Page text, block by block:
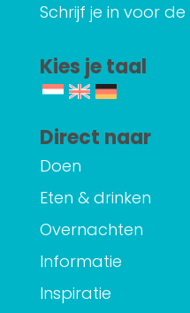
Schrijf je in voor de
Kies je taal
Direct naar
Doen
Eten & drinken
Overnachten
Informatie
Inspiratie